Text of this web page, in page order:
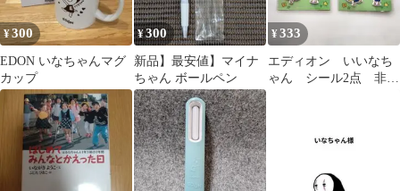
¥300
EDON いなちゃんマグ
カップ
¥300
新品】最安値】マイナ
ちゃん ボールペン
¥333
エディオン いいなち
ゃん シール2点 非売